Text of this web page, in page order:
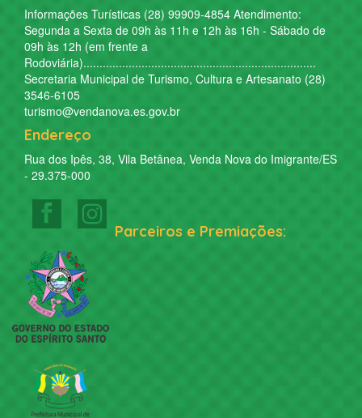
Informações Turísticas (28) 99909-4854 Atendimento:
Segunda a Sexta de 09h às 11h e 12h às 16h - Sábado de
09h às 12h (em frente a
Rodoviária)........................................................................
Secretaria Municipal de Turismo, Cultura e Artesanato (28)
3546-6105
turismo@vendanova.es.gov.br
Endereço
Rua dos Ipês, 38, Vila Betânea, Venda Nova do Imigrante/ES
- 29.375-000
Parceiros e Premiações: